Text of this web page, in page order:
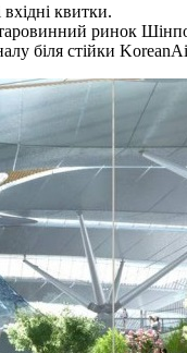
квитки.
ринок
біля стійки